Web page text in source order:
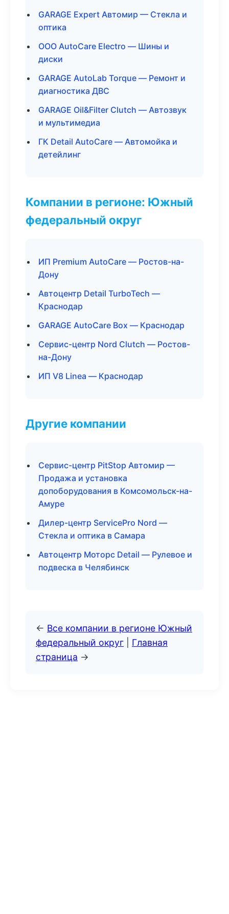
GARAGE Expert Автомир — Стекла и
оптика
ООО AutoCare Electro — Шины и
диски
GARAGE AutoLab Torque — Ремонт и
диагностика ДВС
GARAGE Oil&Filter Clutch — Автозвук
и мультимедиа
ГК Detail AutoCare — Автомойка и
детейлинг
Компании в регионе: Южный
федеральный округ
ИП Premium AutoCare — Ростов-на-
Дону
Автоцентр Detail TurboTech —
Краснодар
GARAGE AutoCare Box — Краснодар
Сервис-центр Nord Clutch — Ростов-
на-Дону
ИП V8 Linea — Краснодар
Другие компании
Сервис-центр PitStop Автомир —
Продажа и установка
допоборудования в Комсомольск-на-
Амуре
Дилер-центр ServicePro Nord —
Стекла и оптика в Самара
Автоцентр Моторс Detail — Рулевое и
подвеска в Челябинск
← Все компании в регионе Южный
федеральный округ
Главная
страница →